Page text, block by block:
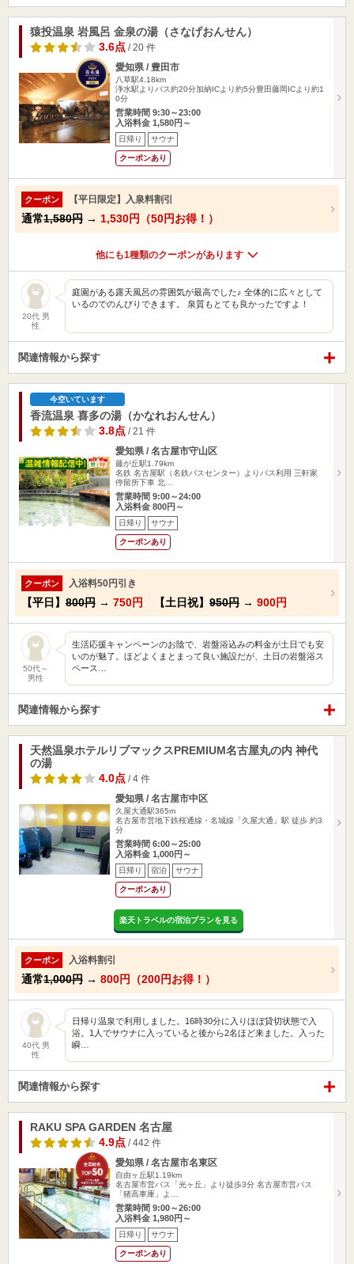
猿投温泉 岩風呂 金泉の湯（さなげおんせん）
3.6点 / 20 件
愛知県 / 豊田市
八草駅4.18km
浄水駅よりバス約20分加納ICより約5分豊田藤岡ICより約1
0分
営業時間 9:30～23:00
入浴料金 1,580円～
日帰り サウナ
クーポンあり
クーポン 【平日限定】入泉料割引
通常1,580円 → 1,530円（50円お得！）
他にも1種類のクーポンがあります
20代 男
性
庭園がある露天風呂の雰囲気が最高でした♪ 全体的に広々として
いるのでのんびりできます。 泉質もとても良かったですよ！
関連情報から探す
今空いています
香流温泉 喜多の湯（かなれおんせん）
3.8点 / 21 件
愛知県 / 名古屋市守山区
藤が丘駅1.79km
名鉄 名古屋駅（名鉄バスセンター）よりバス利用 三軒家
停留所下車 北…
営業時間 9:00～24:00
入浴料金 800円～
日帰り サウナ
クーポンあり
クーポン 入浴料50円引き
【平日】 800円 → 750円 【土日祝】 950円 → 900円
50代～
男性
生活応援キャンペーンのお陰で、岩盤浴込みの料金が土日でも安
いのが魅了。ほどよくまとまって良い施設だが、土日の岩盤浴ス
ペース…
関連情報から探す
天然温泉ホテルリブマックスPREMIUM名古屋丸の内 神代
の湯
4.0点 / 4 件
愛知県 / 名古屋市中区
久屋大通駅365m
名古屋市営地下鉄桜通線・名城線「久屋大通」駅 徒歩 約3
分
営業時間 6:00～25:00
入浴料金 1,000円～
日帰り 宿泊 サウナ
クーポンあり
楽天トラベルの宿泊プランを見る
クーポン 入浴料割引
通常1,000円 → 800円（200円お得！）
40代 男
性
日帰り温泉で利用しました。16時30分に入りほぼ貸切状態で入
浴。1人でサウナに入っていると後から2名ほど来ました。入った
瞬…
関連情報から探す
RAKU SPA GARDEN 名古屋
4.9点 / 442 件
愛知県 / 名古屋市名東区
自由ヶ丘駅1.19km
名古屋市営バス「光ヶ丘」より徒歩3分 名古屋市営バス
「猪高車庫」よ…
営業時間 9:00～26:00
入浴料金 1,980円～
日帰り サウナ
クーポンあり